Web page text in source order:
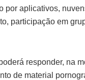
aplicativos,
participação em
responder, na
de material